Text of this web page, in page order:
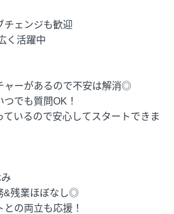
チェンジも歓迎
く活躍中
ーがあるので不安は解消◎
でも質問OK！
いるので安心してスタートできま
&残業ほぼなし◎
の両立も応援！